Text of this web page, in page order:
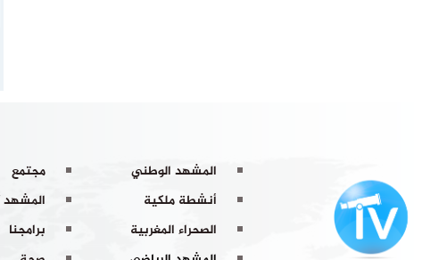
المشهد الوطني
أنشطة ملكية
الصحراء المغربية
مجتمع
المشهد TV
برامجنا